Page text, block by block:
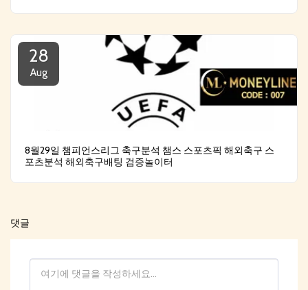
28
Aug
8월29일 챔피언스리그 축구분석 챔스 스포츠픽 해외축구 스
포츠분석 해외축구배팅 검증놀이터
댓글